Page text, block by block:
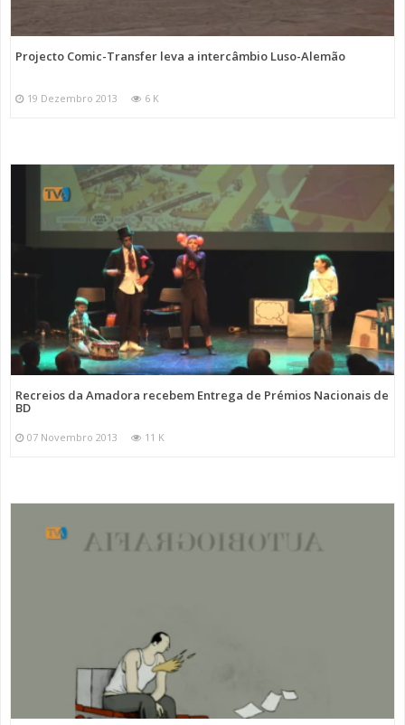
Projecto Comic-Transfer leva a intercâmbio Luso-Alemão
19 Dezembro 2013 6 K
Recreios da Amadora recebem Entrega de Prémios Nacionais de
BD
07 Novembro 2013 11 K